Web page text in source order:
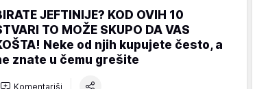
JEFTINIJE? KOD OVIH 10
TO MOŽE SKUPO DA VAS
Neke od njih kupujete često, a
znate u čemu grešite
Komentariši